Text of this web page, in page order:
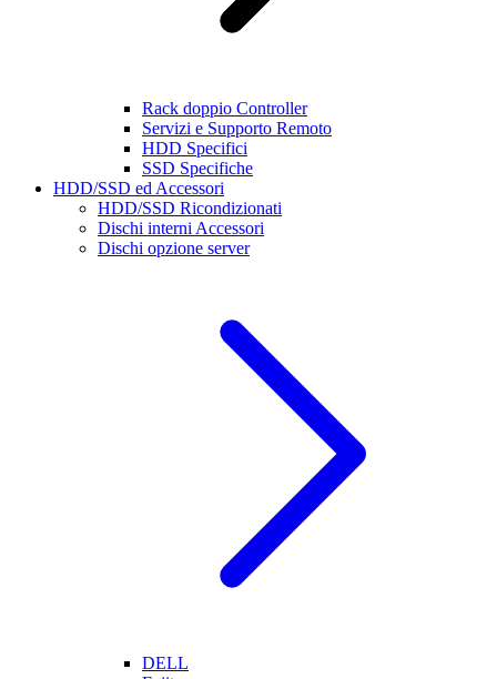
Rack doppio Controller
Servizi e Supporto Remoto
HDD Specifici
SSD Specifiche
HDD/SSD ed Accessori
HDD/SSD Ricondizionati
Dischi interni Accessori
Dischi opzione server
DELL